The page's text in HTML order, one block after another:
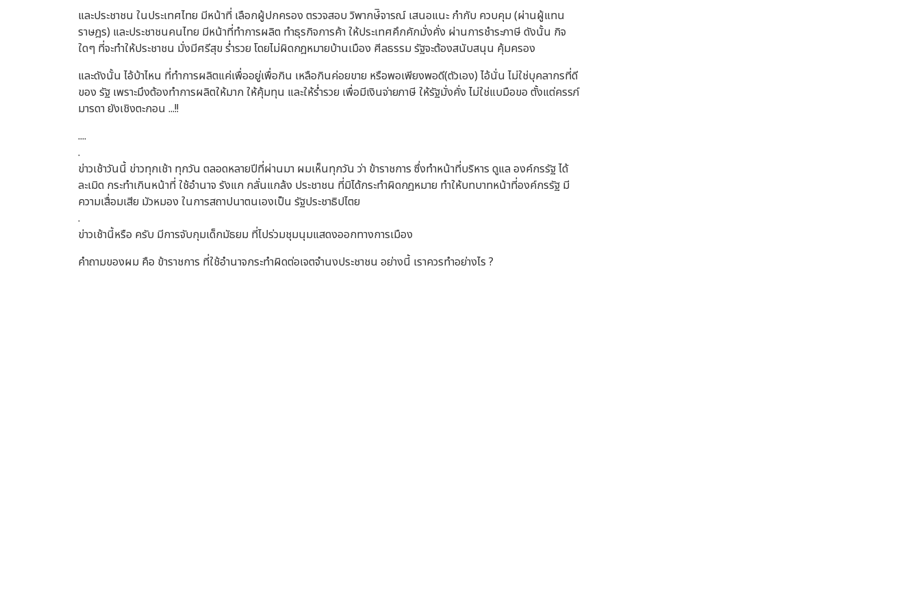
และประชาชน ในประเทศไทย มีหน้าที่ เลือกผู้ปกครอง ตรวจสอบ วิพากษ์ิจารณ์ เสนอแนะ กำกับ ควบคุม (ผ่านผู้แทน
ราษฎร) และประชาชนคนไทย มีหน้าที่ทำการผลิต ทำธุรกิจการค้า ให้ประเทศคึกคักมั่งคั่ง ผ่านการชำระภาษี ดังนั้น กิจ
ใดๆ ที่จะทำให้ประชาชน มั่งมีศรีสุข ร่ำรวย โดยไม่ผิดกฎหมายบ้านเมือง ศีลธรรม รัฐจะต้องสนับสนุน คุ้มครอง
และดังนั้น ไอ้บ้าไหน ที่ทำการผลิตแค่เพื่ออยู่เพื่อกิน เหลือกินค่อยขาย หรือพอเพียงพอดี(ตัวเอง) ไอ้นั่น ไม่ใช่บุคลากรที่ดี
ของ รัฐ เพราะมึงต้องทำการผลิตให้มาก ให้คุ้มทุน และให้ร่ำรวย เพื่อมีเงินจ่ายภาษี ให้รัฐมั่งคั่ง ไม่ใช่แบมือขอ ตั้งแต่ครรภ์
มารดา ยังเชิงตะกอน ...!!
....
.
ข่าวเช้าวันนี้ ข่าวทุกเช้า ทุกวัน ตลอดหลายปีที่ผ่านมา ผมเห็นทุกวัน ว่า ข้าราชการ ซึ่งทำหน้าที่บริหาร ดูแล องค์กรรัฐ ได้
ละเมิด กระทำเกินหน้าที่ ใช้อำนาจ รังแก กลั่นแกล้ง ประชาชน ที่มิได้กระทำผิดกฎหมาย ทำให้บทบาทหน้าที่องค์กรรัฐ มี
ความเสื่อมเสีย มัวหมอง ในการสถาปนาตนเองเป็น รัฐประชาธิปไตย
.
ข่าวเช้านี้หรือ ครับ มีการจับกุมเด็กมัธยม ที่ไปร่วมชุมนุมแสดงออกทางการเมือง
คำถามของผม คือ ข้าราชการ ที่ใช้อำนาจกระทำผิดต่อเจตจำนงประชาชน อย่างนี้ เราควรทำอย่างไร ?